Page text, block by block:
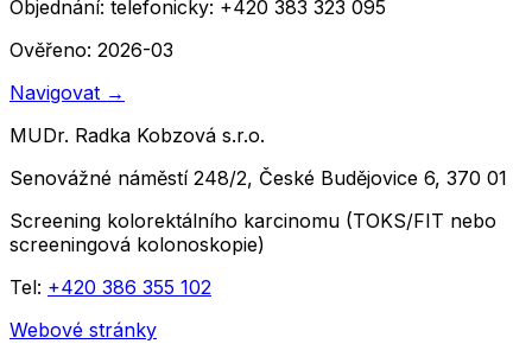
Objednání: telefonicky: +420 383 323 095
Ověřeno: 2026-03
Navigovat →
MUDr. Radka Kobzová s.r.o.
Senovážné náměstí 248/2, České Budějovice 6, 370 01
Screening kolorektálního karcinomu (TOKS/FIT nebo
screeningová kolonoskopie)
Tel: +420 386 355 102
Webové stránky